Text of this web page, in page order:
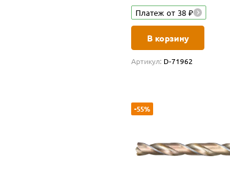
Платеж от 38 ₽
В корзину
Артикул: D-71962
-55%